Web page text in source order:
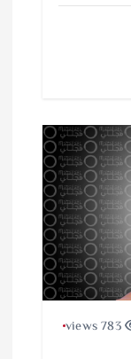
783 views